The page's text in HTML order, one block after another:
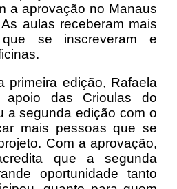
a aprovação no Manaus
aulas receberam mais
se inscreveram e
primeira edição, Rafaela
das Crioulas do
a segunda edição com o
mais pessoas que se
Com a aprovação,
que a segunda
oportunidade tanto